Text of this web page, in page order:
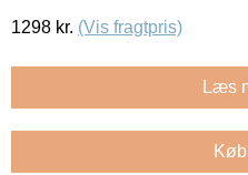
1298 kr. (Vis fragtpris)
Læs